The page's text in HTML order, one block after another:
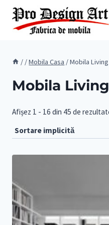
Skip
content
/ /Mobila Casa /Mobila Living
Mobila Living
Afișez 1 - 16 din 45 de